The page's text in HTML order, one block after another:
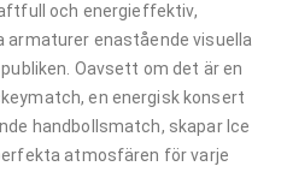
och energieffektiv,
armaturer enastående visuella
Oavsett om det är en
en energisk konsert
handbollsmatch, skapar Ice
atmosfären för varje